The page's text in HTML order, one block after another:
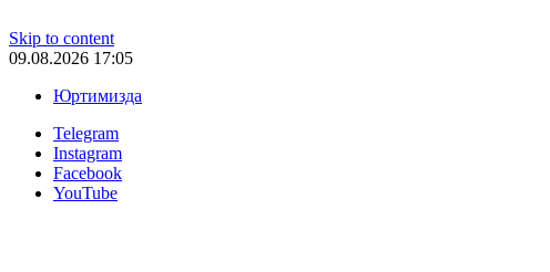
Skip to content
09.08.2026 17:05
Юртимизда
Telegram
Instagram
Facebook
YouTube